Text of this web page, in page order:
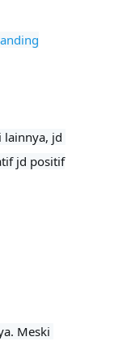
lainnya, jd
jd positif
Meski